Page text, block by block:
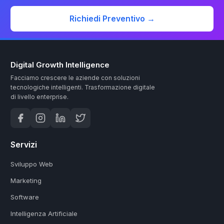
Richiedi Preventivo →
Digital Growth Intelligence
Facciamo crescere le aziende con soluzioni
tecnologiche intelligenti. Trasformazione digitale
di livello enterprise.
Servizi
Sviluppo Web
Marketing
Software
Intelligenza Artificiale